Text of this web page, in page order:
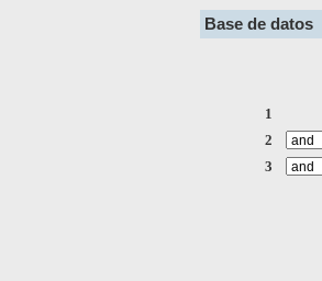
Base de datos
1
2
3